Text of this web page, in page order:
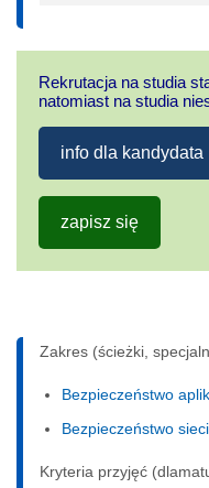
Rekrutacja na studia
natomiast na studia
info dla kandydata
zapisz się
Zakres (ścieżki,
Bezpieczeństwo
Bezpieczeństwo sieci
Kryteria przyjęć